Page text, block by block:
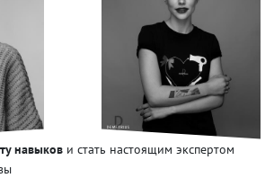
навыков и стать настоящим экспертом